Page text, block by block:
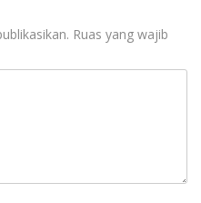
Ruas yang wajib